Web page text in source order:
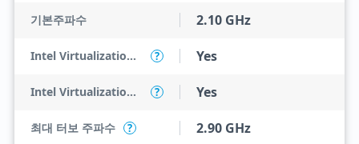
기본주파수 2.10 GHz
Intel Virtualization Technology (VT-x) ? Yes
Intel Virtualization Technology for Directed I/O (VT-d) ? Yes
최대 터보 주파수 ? 2.90 GHz